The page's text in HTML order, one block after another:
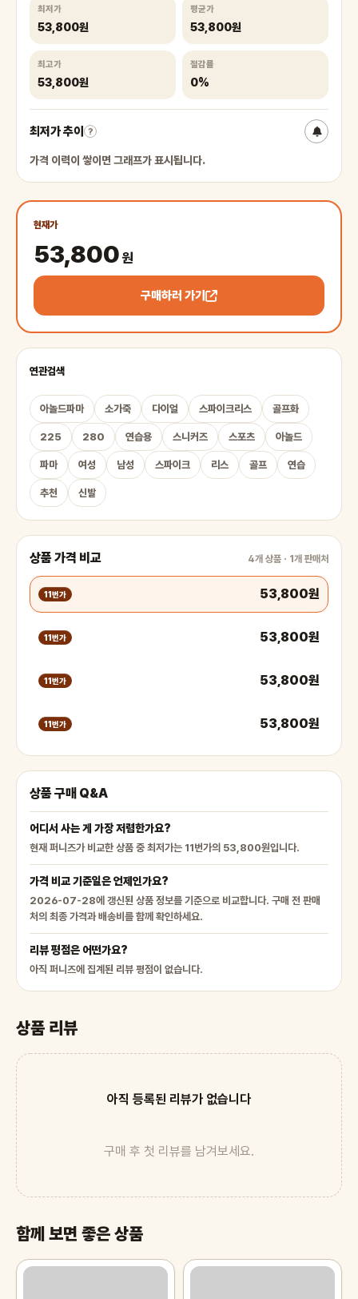
최저가
53,800원
평균가
53,800원
최고가
53,800원
절감률
0%
최저가 추이 ?
가격 이력이 쌓이면 그래프가 표시됩니다.
현재가
53,800원
구매하러 가기
연관검색
아놀드파마 소가죽 다이얼 스파이크리스 골프화
225 280 연습용 스니커즈 스포츠 아놀드
파마 여성 남성 스파이크 리스 골프 연습
추천 신발
상품 가격 비교 4개 상품 · 1개 판매처
11번가 53,800원
11번가 53,800원
11번가 53,800원
11번가 53,800원
상품 구매 Q&A
어디서 사는 게 가장 저렴한가요?
현재 퍼니즈가 비교한 상품 중 최저가는 11번가의 53,800원입니다.
가격 비교 기준일은 언제인가요?
2026-07-28에 갱신된 상품 정보를 기준으로 비교합니다. 구매 전 판매
처의 최종 가격과 배송비를 함께 확인하세요.
리뷰 평점은 어떤가요?
아직 퍼니즈에 집계된 리뷰 평점이 없습니다.
상품 리뷰
아직 등록된 리뷰가 없습니다
구매 후 첫 리뷰를 남겨보세요.
함께 보면 좋은 상품